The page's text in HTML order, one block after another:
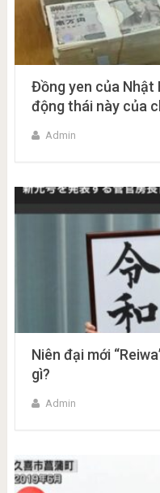
Đồng yen của Nhật
động thái này của
Admin
Niên đại mới
gì?
Admin